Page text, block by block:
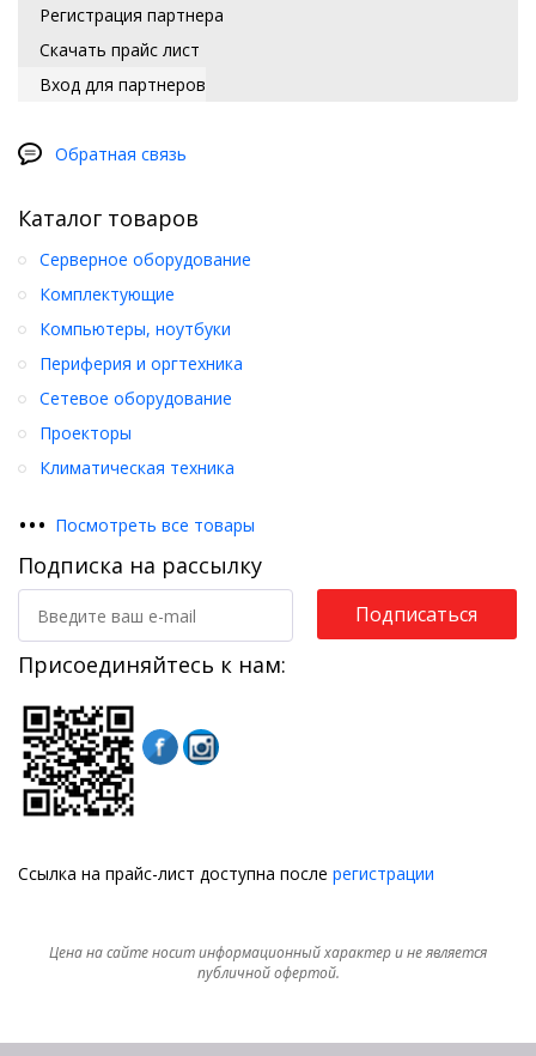
Регистрация партнера
Скачать прайс лист
Вход для партнеров
Обратная связь
Каталог товаров
Серверное оборудование
Комплектующие
Компьютеры, ноутбуки
Периферия и оргтехника
Сетевое оборудование
Проекторы
Климатическая техника
••• Посмотреть все товары
Подписка на рассылку
Подписаться
Присоединяйтесь к нам:
Ссылка на прайс-лист доступна после регистрации
Цена на сайте носит информационный характер и не является
публичной офертой.